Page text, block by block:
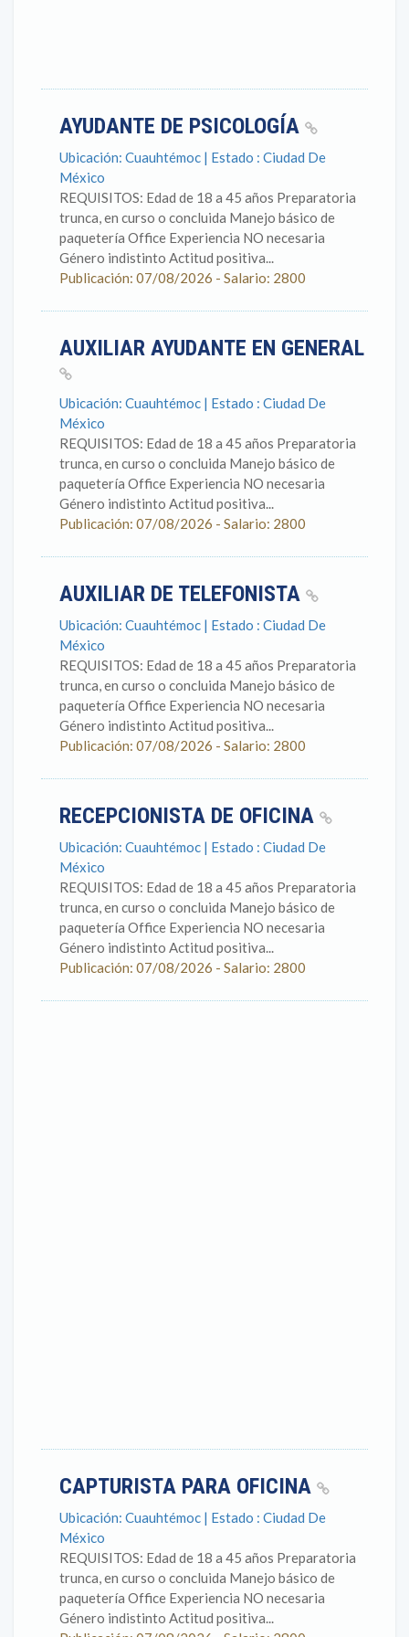
AYUDANTE DE PSICOLOGÍA
Ubicación: Cuauhtémoc | Estado : Ciudad De
México
REQUISITOS: Edad de 18 a 45 años Preparatoria
trunca, en curso o concluida Manejo básico de
paquetería Office Experiencia NO necesaria
Género indistinto Actitud positiva...
Publicación: 07/08/2026 - Salario: 2800
AUXILIAR AYUDANTE EN GENERAL
Ubicación: Cuauhtémoc | Estado : Ciudad De
México
REQUISITOS: Edad de 18 a 45 años Preparatoria
trunca, en curso o concluida Manejo básico de
paquetería Office Experiencia NO necesaria
Género indistinto Actitud positiva...
Publicación: 07/08/2026 - Salario: 2800
AUXILIAR DE TELEFONISTA
Ubicación: Cuauhtémoc | Estado : Ciudad De
México
REQUISITOS: Edad de 18 a 45 años Preparatoria
trunca, en curso o concluida Manejo básico de
paquetería Office Experiencia NO necesaria
Género indistinto Actitud positiva...
Publicación: 07/08/2026 - Salario: 2800
RECEPCIONISTA DE OFICINA
Ubicación: Cuauhtémoc | Estado : Ciudad De
México
REQUISITOS: Edad de 18 a 45 años Preparatoria
trunca, en curso o concluida Manejo básico de
paquetería Office Experiencia NO necesaria
Género indistinto Actitud positiva...
Publicación: 07/08/2026 - Salario: 2800
CAPTURISTA PARA OFICINA
Ubicación: Cuauhtémoc | Estado : Ciudad De
México
REQUISITOS: Edad de 18 a 45 años Preparatoria
trunca, en curso o concluida Manejo básico de
paquetería Office Experiencia NO necesaria
Género indistinto Actitud positiva...